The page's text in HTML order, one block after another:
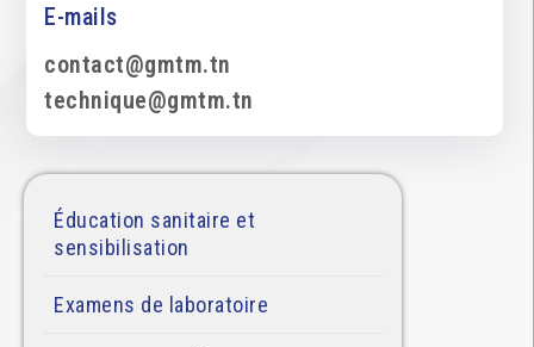
E-mails
contact@gmtm.tn
technique@gmtm.tn
Éducation sanitaire et
sensibilisation
Examens de laboratoire